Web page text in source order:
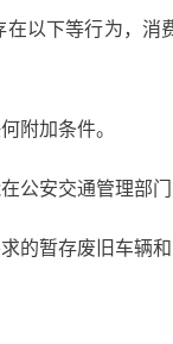
以下等行为，
附加条件。
公安交通管理部
的暂存废旧车辆